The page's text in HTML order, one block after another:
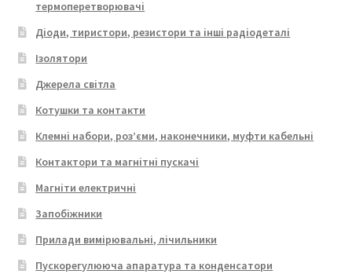
термоперетворювачі
Діоди, тиристори, резистори та інші радіодеталі
Ізолятори
Джерела світла
Котушки та контакти
Клемні набори, роз’єми, наконечники, муфти кабельні
Контактори та магнітні пускачі
Магніти електричні
Запобіжники
Прилади вимірювальні, лічильники
Пускорегулююча апаратура та конденсатори